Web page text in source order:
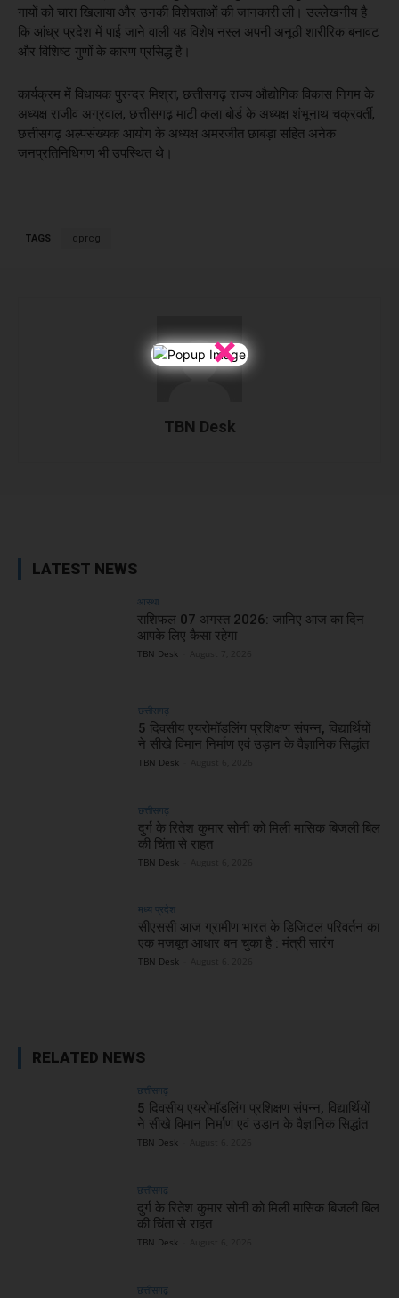
×
गायों को चारा खिलाया और उनकी विशेषताओं की जानकारी ली। उल्लेखनीय है
कि आंध्र प्रदेश में पाई जाने वाली यह विशेष नस्ल अपनी अनूठी शारीरिक बनावट
और विशिष्ट गुणों के कारण प्रसिद्ध है।
कार्यक्रम में विधायक पुरन्दर मिश्रा, छत्तीसगढ़ राज्य औद्योगिक विकास निगम के
अध्यक्ष राजीव अग्रवाल, छत्तीसगढ़ माटी कला बोर्ड के अध्यक्ष शंभूनाथ चक्रवर्ती,
छत्तीसगढ़ अल्पसंख्यक आयोग के अध्यक्ष अमरजीत छाबड़ा सहित अनेक
जनप्रतिनिधिगण भी उपस्थित थे।
TAGS dprcg
TBN Desk
LATEST NEWS
आस्था
राशिफल 07 अगस्त 2026: जानिए आज का दिन
आपके लिए कैसा रहेगा
TBN Desk
छत्तीसगढ़
5 दिवसीय एयरोमॉडलिंग प्रशिक्षण संपन्न, विद्यार्थियों
ने सीखे विमान निर्माण एवं उड़ान के वैज्ञानिक सिद्धांत
TBN Desk
छत्तीसगढ़
दुर्ग के रितेश कुमार सोनी को मिली मासिक बिजली बिल
की चिंता से राहत
TBN Desk
मध्य प्रदेश
सीएससी आज ग्रामीण भारत के डिजिटल परिवर्तन का
एक मजबूत आधार बन चुका है : मंत्री सारंग
TBN Desk
RELATED NEWS
छत्तीसगढ़
5 दिवसीय एयरोमॉडलिंग प्रशिक्षण संपन्न, विद्यार्थियों
ने सीखे विमान निर्माण एवं उड़ान के वैज्ञानिक सिद्धांत
TBN Desk
छत्तीसगढ़
दुर्ग के रितेश कुमार सोनी को मिली मासिक बिजली बिल
की चिंता से राहत
TBN Desk
छत्तीसगढ़